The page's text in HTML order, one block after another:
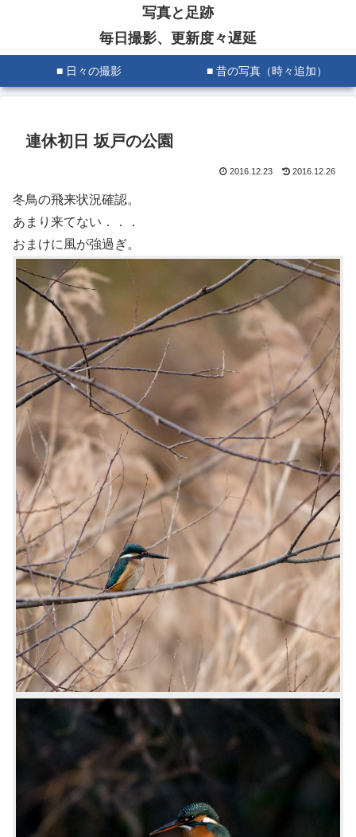
写真と足跡
毎日撮影、更新度々遅延
■ 日々の撮影 ■ 昔の写真（時々追加）
連休初日 坂戸の公園
2016.12.23 2016.12.26
冬鳥の飛来状況確認。
あまり来てない．．．
おまけに風が強過ぎ。